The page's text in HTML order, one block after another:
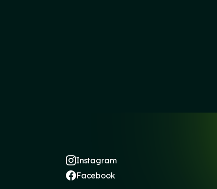
Instagram
Facebook